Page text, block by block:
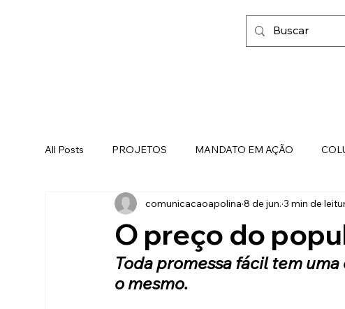
All Posts PROJETOS MANDATO EM AÇÃO
FAMÍLIA, FÉ E LIBERDADE
O preço do
comunicacaoapolina 8 de jun. 3 min de
Toda promessa fácil tem
o mesmo.